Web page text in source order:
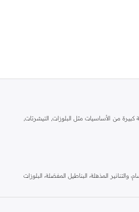
كبيرة من الأساسيات مثل البلوزات, التيشرتات,
المذهلة، البناطيل المفصَلة، البلوزات